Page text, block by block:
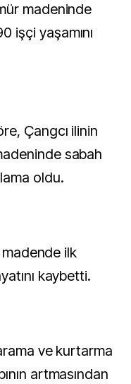
işçi yaşamını
Çangcı ilinin
sabah
oldu.
madende ilk
kaybetti.
ve kurtarma
artmasından